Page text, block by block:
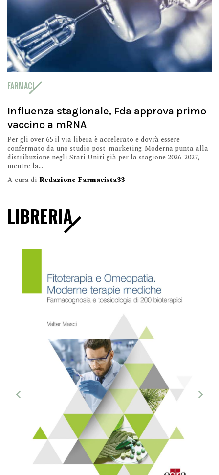
FARMACI
Influenza stagionale, Fda approva primo
vaccino a mRNA
Per gli over 65 il via libera è accelerato e dovrà essere
confermato da uno studio post-marketing. Moderna punta alla
distribuzione negli Stati Uniti già per la stagione 2026-2027,
mentre la...
A cura di Redazione Farmacista33
LIBRERIA